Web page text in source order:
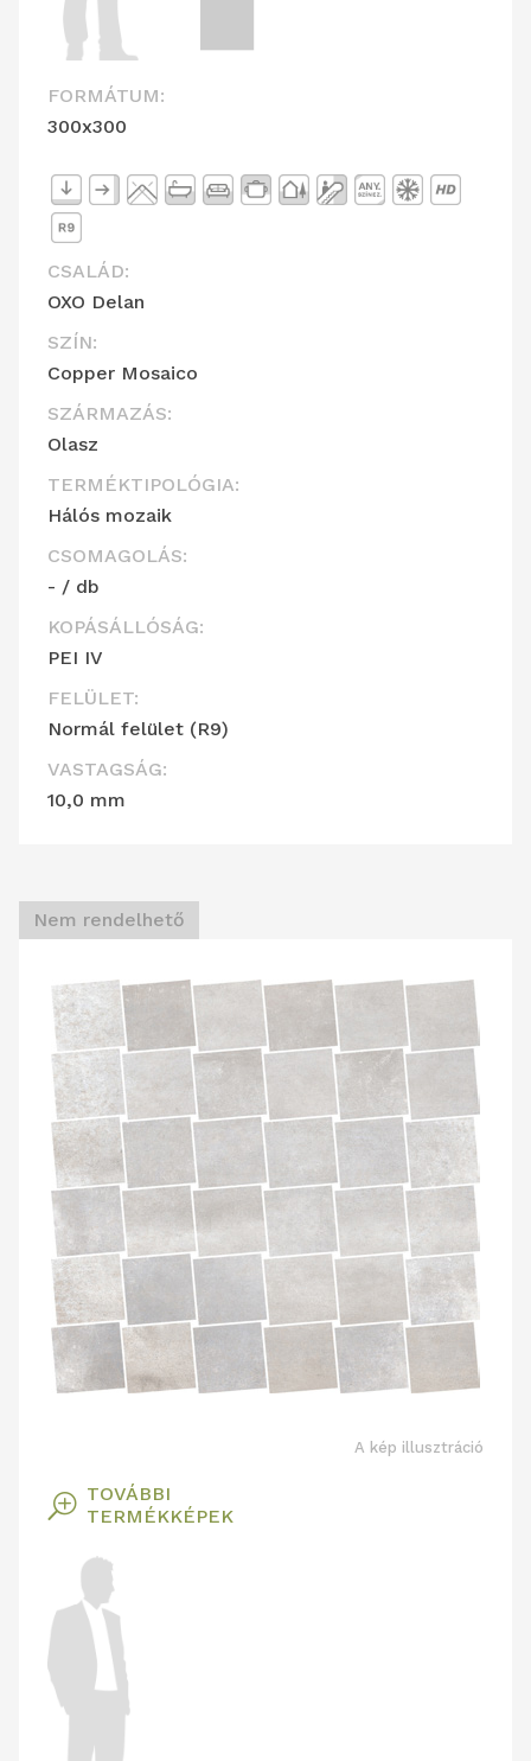
FORMÁTUM:
300x300
CSALÁD:
OXO Delan
SZÍN:
Copper Mosaico
SZÁRMAZÁS:
Olasz
TERMÉKTIPOLÓGIA:
Hálós mozaik
CSOMAGOLÁS:
- / db
KOPÁSÁLLÓSÁG:
PEI IV
FELÜLET:
Normál felület (R9)
VASTAGSÁG:
10,0 mm
Nem rendelhető
A kép illusztráció
T TOVÁBBI
TERMÉKKÉPEK